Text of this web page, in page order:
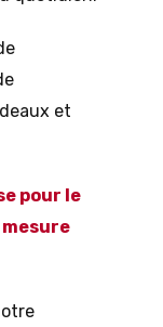
et
pour le